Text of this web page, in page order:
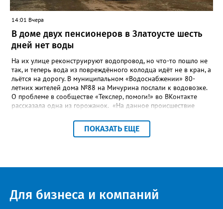
14:01 Вчера
В доме двух пенсионеров в Златоусте шесть
дней нет воды
На их улице реконструируют водопровод, но что-то пошло не
так, и теперь вода из повреждённого колодца идёт не в кран, а
льётся на дорогу. В муниципальном «Водоснабжении» 80-
летних жителей дома №88 на Мичурина послали к водовозке.
О проблеме в сообществе «Текслер, помоги!» во ВКонтакте
рассказала одна из горожанок. «На данное происшествие
гл.инженера Шепелева А.Н. из обслуживающей организации
МУП ЗГО "Златоустовское Водоснабжение" ул. Островского, 7,
пунктуация авторские). Под обращением есть комментарий
посёлке и работать приходится в сложных условиях горной
местности. «К сожалению, в процессе бурения иногда
ПОКАЗАТЬ ЕЩЕ
Для бизнеса и компаний